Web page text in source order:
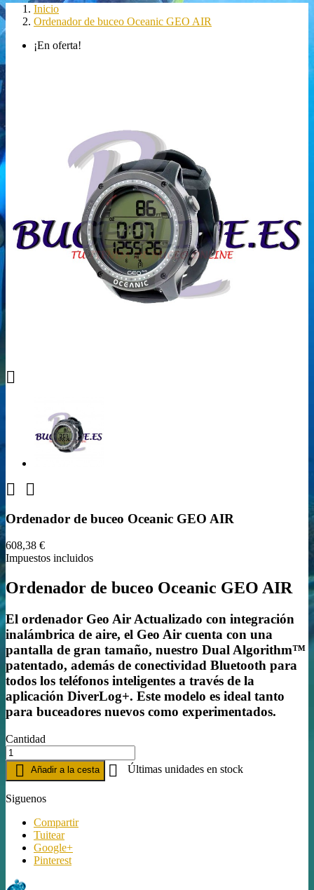
Inicio
Ordenador de buceo Oceanic GEO AIR
¡En oferta!

 
Ordenador de buceo Oceanic GEO AIR
608,38 €
Impuestos incluidos
Ordenador de buceo Oceanic GEO AIR
El ordenador Geo Air Actualizado con integración
inalámbrica de aire, el Geo Air cuenta con una
pantalla de gran tamaño, nuestro Dual Algorithm™
patentado, además de conectividad Bluetooth para
todos los teléfonos inteligentes a través de la
aplicación DiverLog+. Este modelo es ideal tanto
para buceadores nuevos como experimentados.
Cantidad
 Añadir a la cesta  Últimas unidades en stock
Siguenos
Compartir
Tuitear
Google+
Pinterest